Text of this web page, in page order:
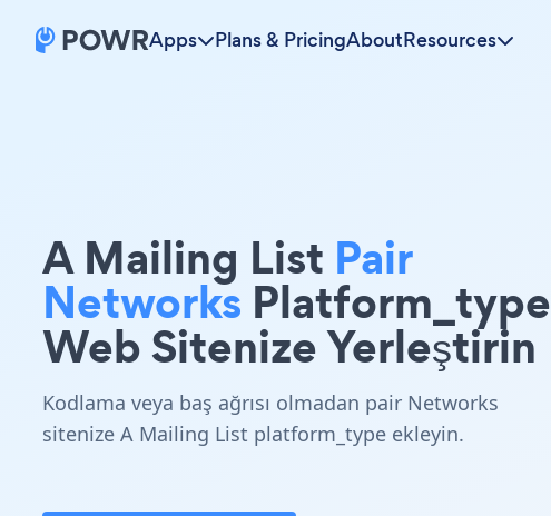
Apps Plans & PricingAboutResources
A Mailing List Pair
Networks Platform_type
Web Sitenize Yerleştirin
Kodlama veya baş ağrısı olmadan pair Networks
sitenize A Mailing List platform_type ekleyin.